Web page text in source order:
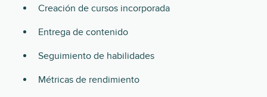
Creación de cursos incorporada
Entrega de contenido
Seguimiento de habilidades
Métricas de rendimiento